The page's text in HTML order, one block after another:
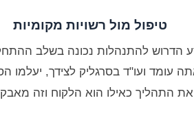
טיפול מול רשויות מקומיות